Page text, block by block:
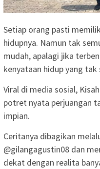
Setiap orang pasti
hidupnya. Namun tak
mudah, apalagi jika
kenyataan hidup yang tak
Viral di media sosial,
potret nyata perjuangan
impian.
Ceritanya dibagikan
@gilangagustin08 dan
dekat dengan realita